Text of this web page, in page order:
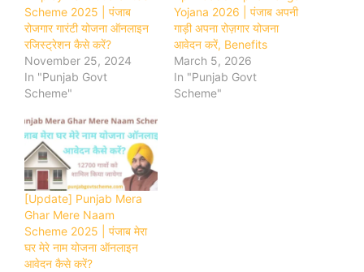
Scheme 2025 | पंजाब
रोजगार गारंटी योजना ऑनलाइन
रजिस्ट्रेशन कैसे करें?
November 25, 2024
In "Punjab Govt
Scheme"
Yojana 2026 | पंजाब अपनी
गाड़ी अपना रोज़गार योजना
आवेदन करें, Benefits
March 5, 2026
In "Punjab Govt
Scheme"
[Update] Punjab Mera
Ghar Mere Naam
Scheme 2025 | पंजाब मेरा
घर मेरे नाम योजना ऑनलाइन
आवेदन कैसे करें?